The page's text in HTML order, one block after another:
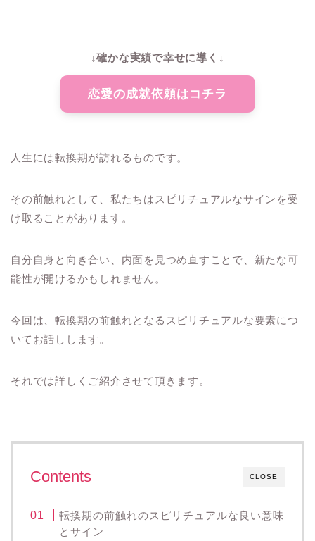
↓確かな実績で幸せに導く↓
恋愛の成就依頼はコチラ
人生には転換期が訪れるものです。
その前触れとして、私たちはスピリチュアルなサインを受
け取ることがあります。
自分自身と向き合い、内面を見つめ直すことで、新たな可
能性が開けるかもしれません。
今回は、転換期の前触れとなるスピリチュアルな要素につ
いてお話しします。
それでは詳しくご紹介させて頂きます。
CLOSE
Contents
転換期の前触れのスピリチュアルな良い意味
とサイン